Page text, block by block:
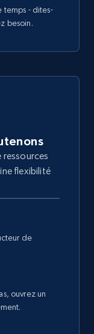
temps - dites-
besoin.
ressources
flexibilité
de
ouvrez un